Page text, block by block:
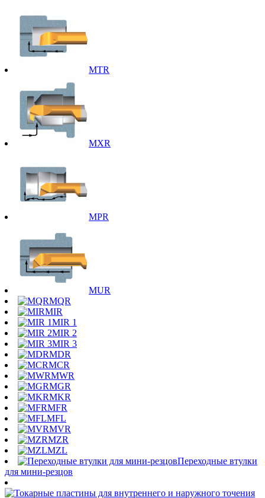
MTR
MXR
MPR
MUR
MQR
MIR
MIR 1
MIR 2
MIR 3
MDR
MCR
MWR
MGR
MKR
MFR
MFL
MVR
MZR
MZL
Переходные втулки
для мини-резцов